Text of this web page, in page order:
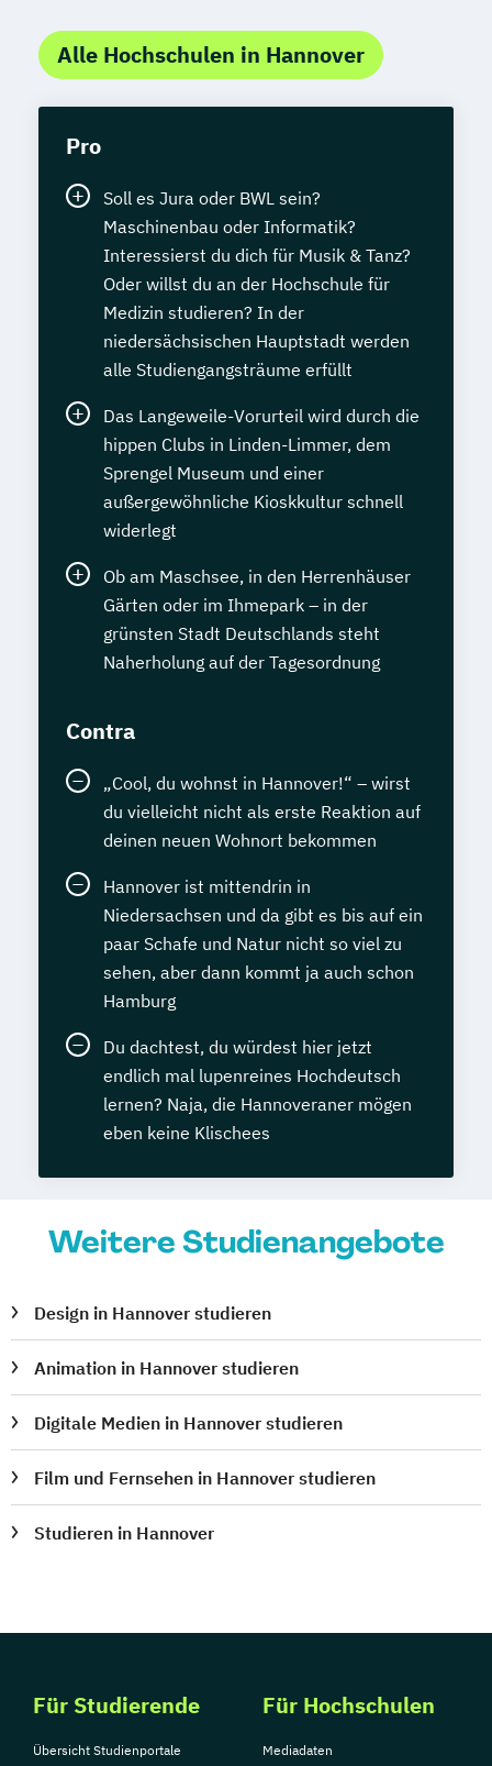
Alle Hochschulen in Hannover
Pro
Soll es Jura oder BWL sein?
Maschinenbau oder Informatik?
Interessierst du dich für Musik & Tanz?
Oder willst du an der Hochschule für
Medizin studieren? In der
niedersächsischen Hauptstadt werden
alle Studiengangsträume erfüllt
Das Langeweile-Vorurteil wird durch die
hippen Clubs in Linden-Limmer, dem
Sprengel Museum und einer
außergewöhnliche Kioskkultur schnell
widerlegt
Ob am Maschsee, in den Herrenhäuser
Gärten oder im Ihmepark – in der
grünsten Stadt Deutschlands steht
Naherholung auf der Tagesordnung
Contra
„Cool, du wohnst in Hannover!“ – wirst
du vielleicht nicht als erste Reaktion auf
deinen neuen Wohnort bekommen
Hannover ist mittendrin in
Niedersachsen und da gibt es bis auf ein
paar Schafe und Natur nicht so viel zu
sehen, aber dann kommt ja auch schon
Hamburg
Du dachtest, du würdest hier jetzt
endlich mal lupenreines Hochdeutsch
lernen? Naja, die Hannoveraner mögen
eben keine Klischees
Weitere Studienangebote
Design in Hannover studieren
Animation in Hannover studieren
Digitale Medien in Hannover studieren
Film und Fernsehen in Hannover studieren
Studieren in Hannover
Für Studierende
Übersicht Studienportale
Für Hochschulen
Mediadaten